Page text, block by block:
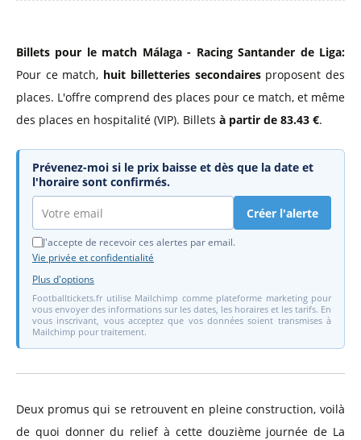
Billets pour le match Málaga - Racing Santander de Liga:
Pour ce match, huit billetteries secondairesproposent des
places. L'offre comprend des places pour ce match, et même
des places en hospitalité (VIP). Billets à partir de 83.43 €.
Prévenez-moi si le prix baisse et dès que la date et
l'horaire sont confirmés.
Créer l'alerte
J'accepte de recevoir ces alertes par email.
Vie privée et confidentialité
Plus d'options
Footballtickets.fr utilise Mailchimp comme plateforme marketing pour
vous envoyer des informations sur les dates, les horaires et les tarifs. En
vous inscrivant, vous acceptez que vos données soient transmises à
Mailchimp pour traitement.
Deux promus qui se retrouvent en pleine construction, voilà
de quoi donner du relief à cette douzième journée de La